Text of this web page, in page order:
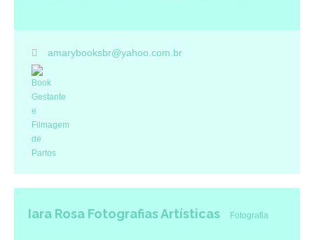
amarybooksbr@yahoo.com.br
Iara Rosa Fotografias Artísticas Fotografia